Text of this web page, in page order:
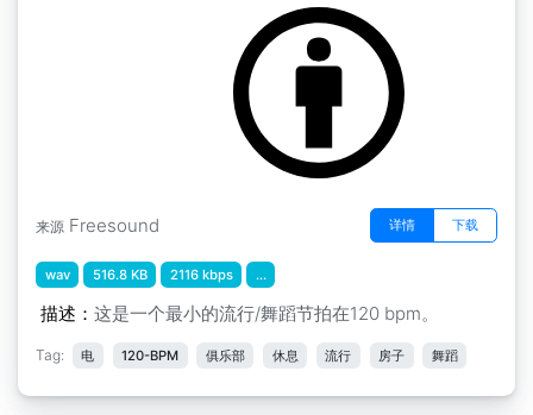
来源 Freesound 详情 下载
wav 516.8 KB 2116 kbps ...
描述： 这是一个最小的流行/舞蹈节拍在120 bpm。
Tag: 电 120-BPM 俱乐部 休息 流行 房子 舞蹈